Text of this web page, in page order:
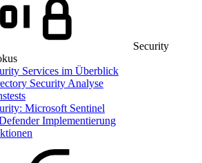
Security
Services im Überblick
Security Analyse
Microsoft Sentinel
Implementierung